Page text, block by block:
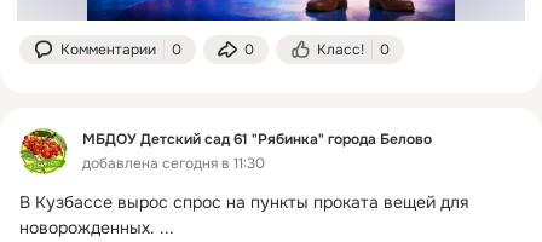
Комментарии 0 0 Класс! 0
МБДОУ Детский сад 61 "Рябинка" города Белово
добавлена сегодня в 11:30
В Кузбассе вырос спрос на пункты проката вещей для
новорожденных. ...